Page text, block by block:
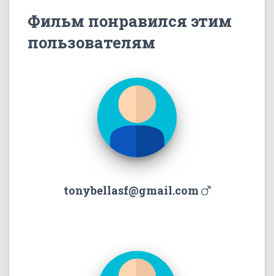
Фильм понравился этим
пользователям
tonybellasf@gmail.com